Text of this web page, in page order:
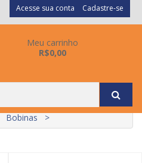
Acesse sua conta Cadastre-se
Meu carrinho
R$0,00
Bobinas